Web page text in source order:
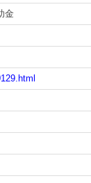
金